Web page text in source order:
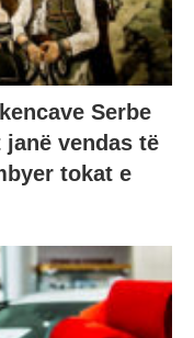
Serbe
vendas të
tokat e